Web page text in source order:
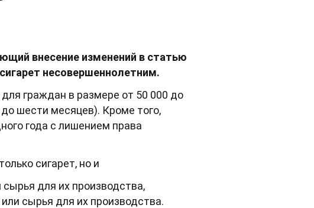
внесение изменений в статью
несовершеннолетним.
граждан в размере от 50 000 до
шести месяцев). Кроме того,
года с лишением права
сигарет, но и
для их производства,
сырья для их производства.